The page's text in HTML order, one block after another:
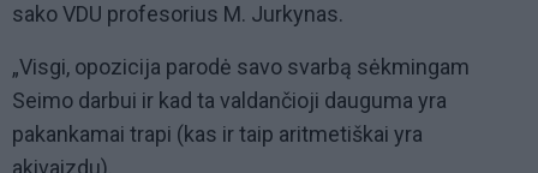
sako VDU profesorius M. Jurkynas.
„Visgi, opozicija parodė savo svarbą sėkmingam
Seimo darbui ir kad ta valdančioji dauguma yra
pakankamai trapi (kas ir taip aritmetiškai yra